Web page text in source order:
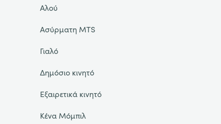
Αλού
Ασύρματη MTS
Γιαλό
Δημόσιο κινητό
Εξαιρετικά κινητό
Κένα Μόμπιλ